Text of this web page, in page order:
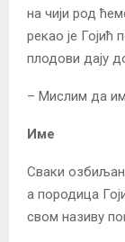
на чији род
рекао је Гојић
плодови дају
– Мислим да
Име
Сваки озбиљан
а породица
свом називу